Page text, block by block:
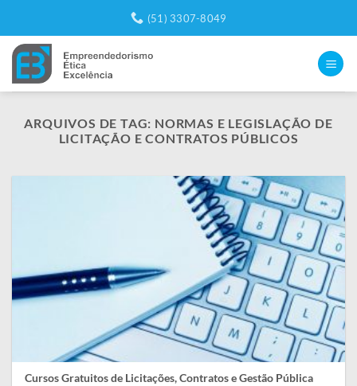
content
(51) 3307-8049
ARQUIVOS DE TAG: NORMAS E LEGISLAÇÃO DE
LICITAÇÃO E CONTRATOS PÚBLICOS
Cursos Gratuitos de Licitações, Contratos e Gestão Pública